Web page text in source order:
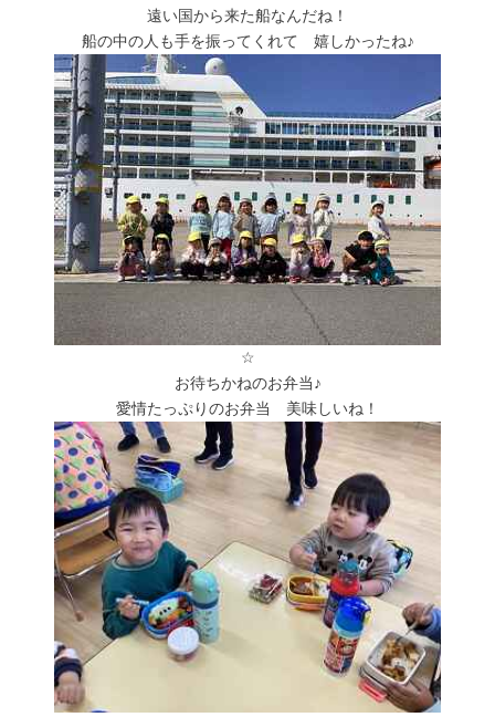
遠い国から来た船なんだね！
船の中の人も手を振ってくれて 嬉しかったね♪
☆
お待ちかねのお弁当♪
愛情たっぷりのお弁当 美味しいね！